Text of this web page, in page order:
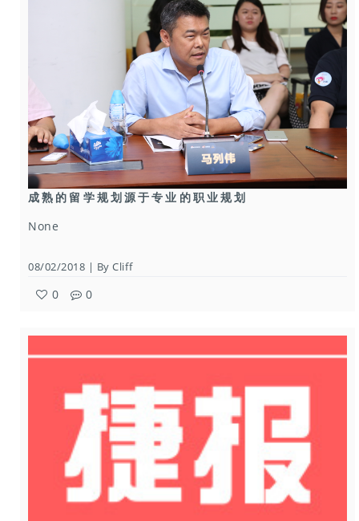
成熟的留学规划源于专业的职业规划
None
08/02/2018 | By Cliff
0 0